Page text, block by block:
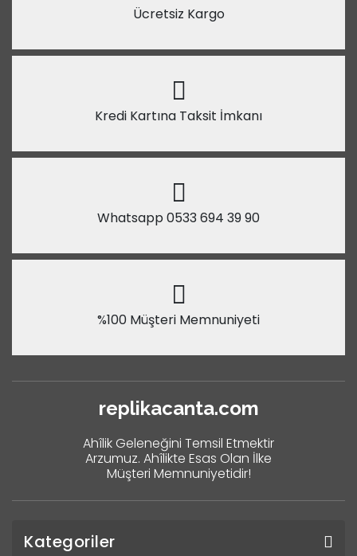
Ücretsiz Kargo
Kredi Kartına Taksit İmkanı
Whatsapp 0533 694 39 90
%100 Müşteri Memnuniyeti
replikacanta.com
Ahîlik Geleneğini Temsil Etmektir
Arzumuz. Ahîlikte Esas Olan İlke
Müşteri Memnuniyetidir!
Kategoriler